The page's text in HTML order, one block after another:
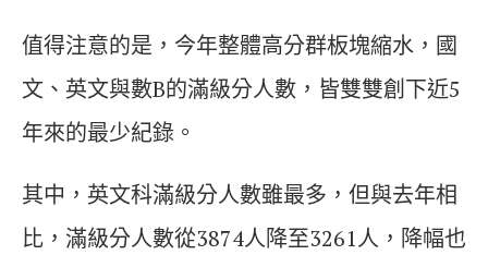
值得注意的是，今年整體高分群板塊縮水，國
文、英文與數B的滿級分人數，皆雙雙創下近5
年來的最少紀錄。
其中，英文科滿級分人數雖最多，但與去年相
比，滿級分人數從3874人降至3261人，降幅也